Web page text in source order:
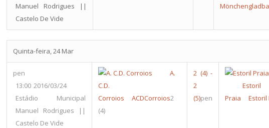
Manuel Rodrigues ||
Castelo De Vide
Quinta-feira, 24 Mar
pen
2016/03/24
13:00
Estádio Municipal
Manuel Rodrigues ||
Castelo De Vide
A.
C.D.
Corroios
ACDCorroios2
(4)
2 (4)-
2
(5)pen
Estoril
Praia
Estoril